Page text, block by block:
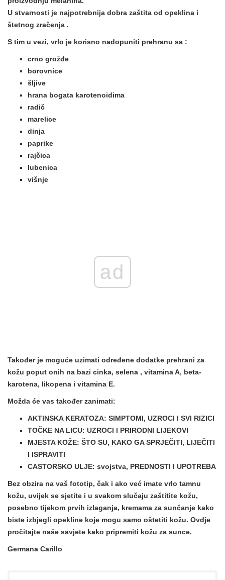
U stvarnosti je najpotrebnija dobra zaštita od opeklina i
štetnog zračenja .
S tim u vezi, vrlo je korisno nadopuniti prehranu sa :
crno grožđe
borovnice
šljive
hrana bogata karotenoidima
radič
marelice
dinja
paprike
rajčica
lubenica
višnje
ad
Također je moguće uzimati određene dodatke prehrani za
kožu poput onih na bazi cinka, selena , vitamina A, beta-
karotena, likopena i vitamina E.
Možda će vas također zanimati:
AKTINSKA KERATOZA: SIMPTOMI, UZROCI I SVI RIZICI
TOČKE NA LICU: UZROCI I PRIRODNI LIJEKOVI
MJESTA KOŽE: ŠTO SU, KAKO GA SPRJEČITI, LIJEČITI
I ISPRAVITI
CASTORSKO ULJE: svojstva, PREDNOSTI I UPOTREBA
Bez obzira na vaš fototip, čak i ako već imate vrlo tamnu
kožu, uvijek se sjetite i u svakom slučaju zaštitite kožu,
posebno tijekom prvih izlaganja, kremama za sunčanje kako
biste izbjegli opekline koje mogu samo oštetiti kožu. Ovdje
pročitajte naše savjete kako pripremiti kožu za sunce.
Germana Carillo